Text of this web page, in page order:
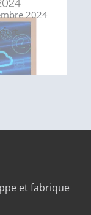
2024
et fabrique